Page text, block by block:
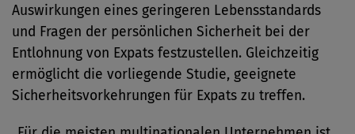
Auswirkungen eines geringeren Lebensstandards
und Fragen der persönlichen Sicherheit bei der
Entlohnung von Expats festzustellen. Gleichzeitig
ermöglicht die vorliegende Studie, geeignete
Sicherheitsvorkehrungen für Expats zu treffen.